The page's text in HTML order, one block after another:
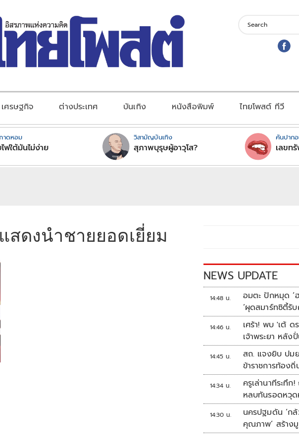
เศรษฐกิจ ต่างประเทศ บันเทิง หนังสือพิมพ์ ไทยโพสต์ ทีวี
าดหอม
ฟใต้มันไม่ง่าย
วิสามัญบันเทิง
สุภาพบุรุษผู้อาวุโส?
คันปากอ
เลขท
สดงนำชายยอดเยี่ยม
NEWS UPDATE
14:48 น.
อมตะ ปักหมุด ‘
’ผุดสมาร์ทซิตี้รั
14:46 น.
เศร้า! พบ 'เต้ ด
เจ้าพระยา หลัง
ตี 4
14:45 น.
สถ. แจงยิบ ปม
ข้าราชการท้อง
หวั่นรัฐเสียหาย
14:34 น.
ครูเล่านาทีระทึก
หลบทันรอดหวุ
14:30 น.
นครปฐมดัน ‘ก
คุณภาพ’ สร้าง
ตั้งเป้าเงินสะพั